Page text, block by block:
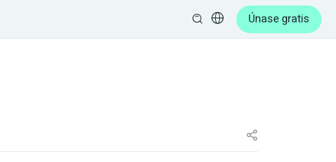
Únase gratis